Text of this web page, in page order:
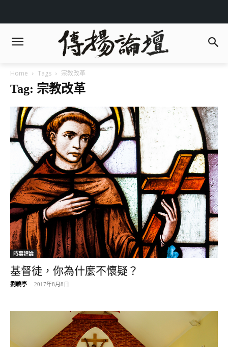
Home Tags 宗教改革
Tag: 宗教改革
時事評論
基督徒，你為什麼不懷疑？
劉曉亭 - 2017年8月8日